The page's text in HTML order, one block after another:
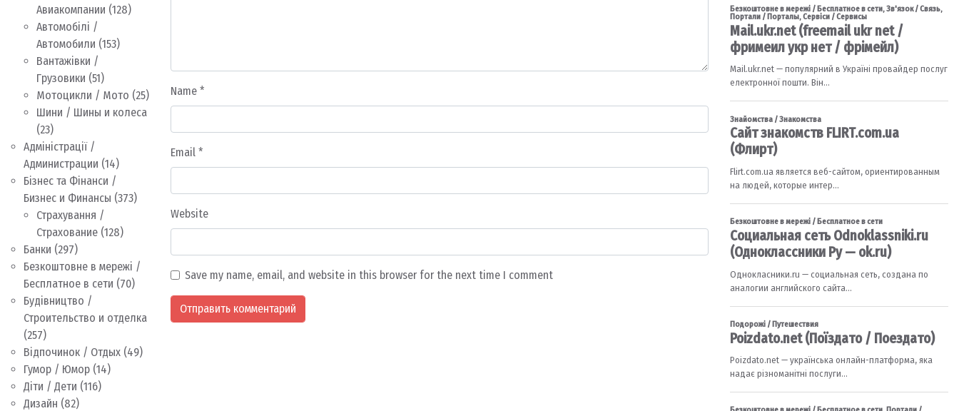
Авиакомпании (128)
Автомобілі /
Автомобили (153)
Вантажівки /
Грузовики (51)
Мотоцикли / Мото (25)
Шини / Шины и колеса
(23)
Адміністрації /
Администрации (14)
Бізнес та Фінанси /
Бизнес и Финансы (373)
Страхування /
Страхование (128)
Банки (297)
Безкоштовне в мережі /
Бесплатное в сети (70)
Будівництво /
Строительство и отделка
(257)
Відпочинок / Отдых (49)
Гумор / Юмор (14)
Діти / Дети (116)
Дизайн (82)
Name *
Email *
Website
Save my name, email, and website in this browser for the next time I comment